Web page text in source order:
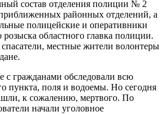
состав отделения полиции № 2
районных отделений, а
полицейские и оперативники
областного главка полиции.
местные жители волонтеры
с гражданами обследовали всю
пункта, поля и водоемы. Но сегодня
к сожалению, мертвого. По
начали уголовное